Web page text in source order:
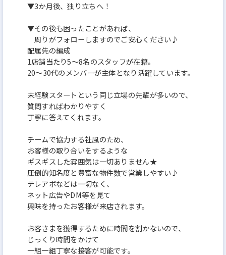
▼3か月後、独り立ちへ！
▼その後も困ったことがあれば、
周りがフォローしますのでご安心ください♪
配属先の編成
1店舗当たり5～8名のスタッフが在籍。
20～30代のメンバーが主体となり活躍しています。
未経験スタートという同じ立場の先輩が多いので、
質問すればわかりやすく
丁寧に答えてくれます。
チームで協力する社風のため、
お客様の取り合いをするような
ギスギスした雰囲気は一切ありません★
圧倒的知名度と豊富な物件数で営業しやすい♪
テレアポなどは一切なく、
ネット広告やDM等を見て
興味を持ったお客様が来店されます。
お客さまを獲得するために時間を割かないので、
じっくり時間をかけて
一組一組丁寧な接客が可能です。